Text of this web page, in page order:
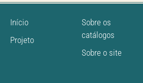
Início
Projeto
Sobre os
catálogos
Sobre o site